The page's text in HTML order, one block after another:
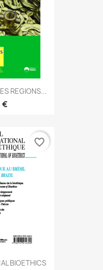
REGIONS...
€
BIOETHICS
favorite_border